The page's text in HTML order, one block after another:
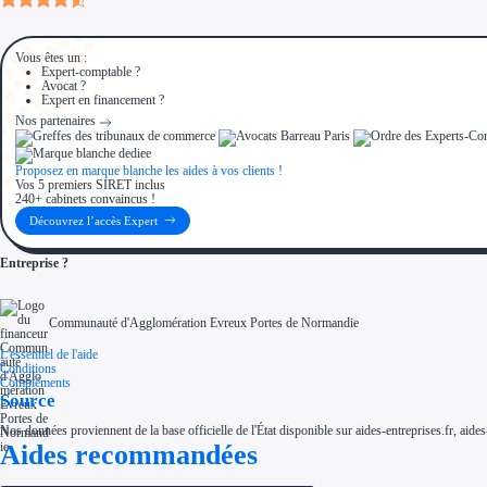
Vous êtes un :
Expert-comptable ?
Avocat ?
Expert en financement ?
Nos partenaires
Proposez en marque blanche les aides à vos clients !
Vos 5 premiers SIRET inclus
240+ cabinets convaincus !
Découvrez l’accès Expert
Entreprise ?
Communauté d'Agglomération Evreux Portes de Normandie
L'essentiel de l'aide
Conditions
Compléments
Source
Nos données proviennent de la base officielle de l'État disponible sur aides-entreprises.fr,
Aides recommandées